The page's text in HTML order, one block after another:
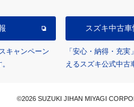
キャンペーン
スズキ中古車
「安心・納得・充
えるスズキ公式中古
©2026 SUZUKI JIHAN MIYAGI